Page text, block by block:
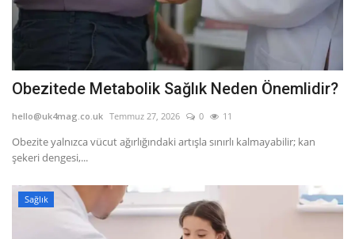
Obezitede Metabolik Sağlık Neden Önemlidir?
hello@uk4mag.co.uk Temmuz 27, 2026 0 11
Obezite yalnızca vücut ağırlığındaki artışla sınırlı kalmayabilir; kan
şekeri dengesi,...
Sağlık